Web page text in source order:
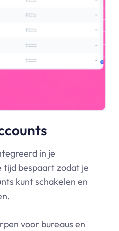
in je
bespaart zodat je
kunt schakelen en
voor bureaus en